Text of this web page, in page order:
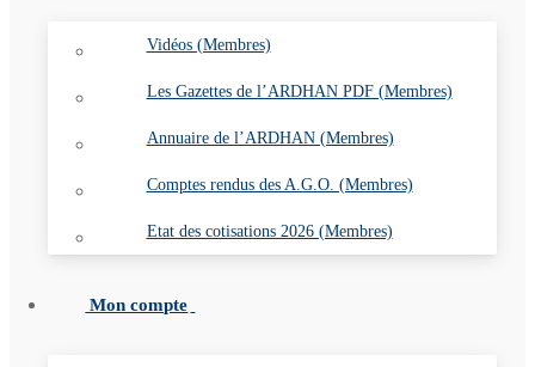
Vidéos (Membres)
Les Gazettes de l’ARDHAN PDF (Membres)
Annuaire de l’ARDHAN (Membres)
Comptes rendus des A.G.O. (Membres)
Etat des cotisations 2026 (Membres)
Mon compte